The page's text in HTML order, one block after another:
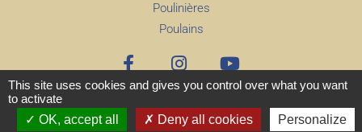
Poulinières
Poulains
This site uses cookies and gives you control over what you want
to activate
OK, accept all
Deny all cookies Personalize